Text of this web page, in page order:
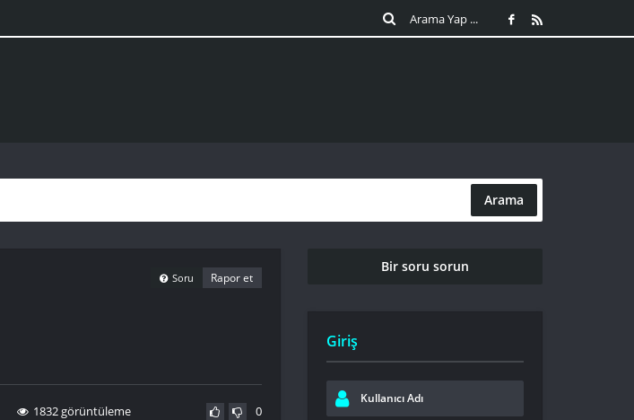
Arama
Rapor et
Soru
1832 görüntüleme 0
Bir soru sorun
Giriş